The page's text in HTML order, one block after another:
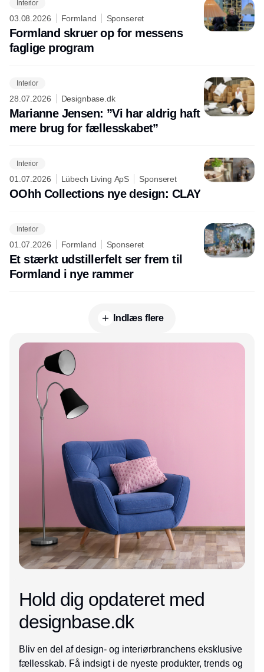
Interior
03.08.2026 Formland Sponseret
Formland skruer op for messens
faglige program
Interior
28.07.2026 Designbase.dk
Marianne Jensen: ”Vi har aldrig haft
mere brug for fællesskabet”
Interior
01.07.2026 Lübech Living ApS Sponseret
OOhh Collections nye design: CLAY
Interior
01.07.2026 Formland Sponseret
Et stærkt udstillerfelt ser frem til
Formland i nye rammer
Indlæs flere
Annonce
Hold dig opdateret med
designbase.dk
Bliv en del af design- og interiørbranchens eksklusive
fællesskab. Få indsigt i de nyeste produkter, trends og